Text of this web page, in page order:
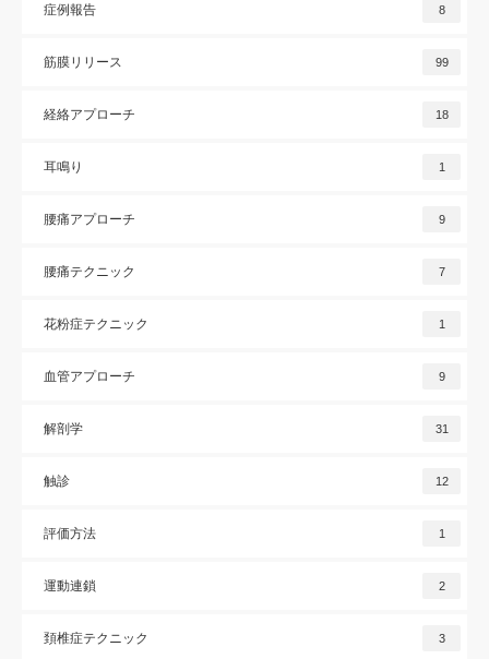
症例報告 8
筋膜リリース 99
経絡アプローチ 18
耳鳴り 1
腰痛アプローチ 9
腰痛テクニック 7
花粉症テクニック 1
血管アプローチ 9
解剖学 31
触診 12
評価方法 1
運動連鎖 2
頚椎症テクニック 3